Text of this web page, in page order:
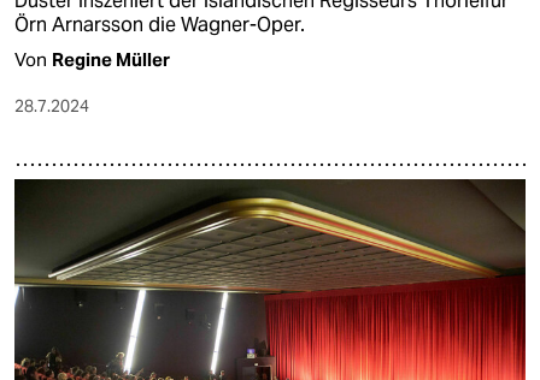
Örn Arnarsson die Wagner-Oper.
Von Regine Müller
28.7.2024